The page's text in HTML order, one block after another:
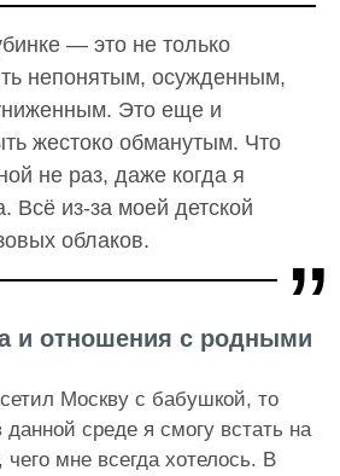
— это не только
непонятым, осужденным,
Это еще и
жестоко обманутым. Что
не раз, даже когда я
Всё из-за моей детской
облаков.
и отношения с родными
Москву с бабушкой, то
данной среде я смогу встать на
чего мне всегда хотелось. В